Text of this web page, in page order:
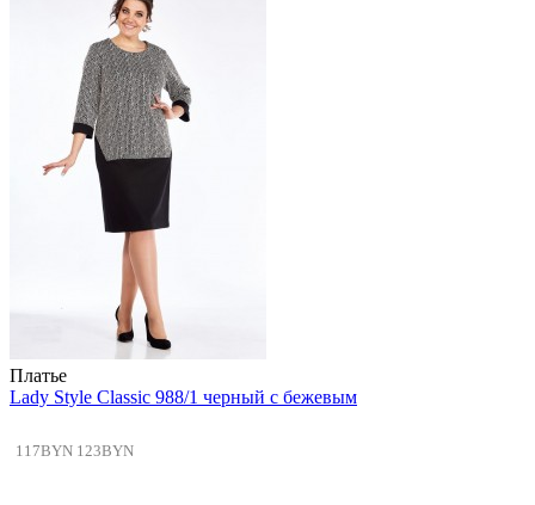
Платье
Lady Style Classic 988/1 черный с бежевым
117BYN 123BYN